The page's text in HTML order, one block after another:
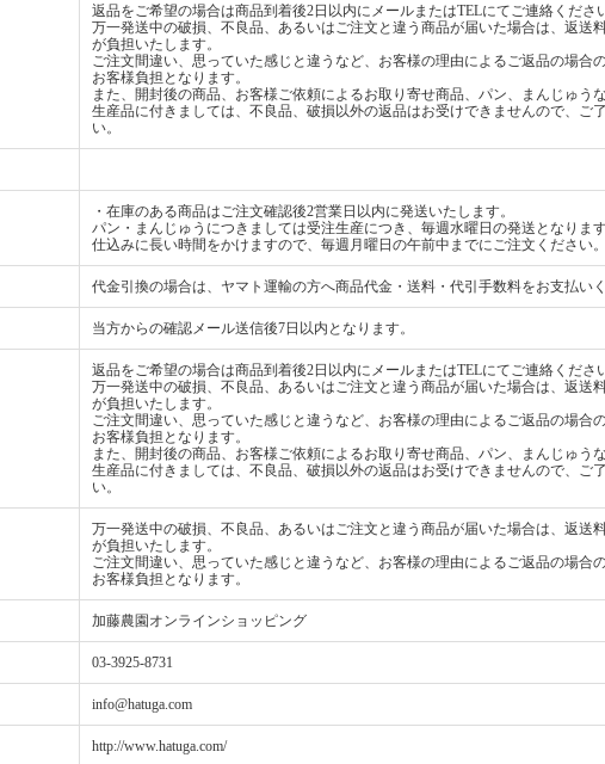
返品をご希望の場合は商品到着後2日以内にメールまたはTELにてご連絡くださ
万一発送中の破損、不良品、あるいはご注文と違う商品が届いた場合は、返送
が負担いたします。
ご注文間違い、思っていた感じと違うなど、お客様の理由によるご返品の場合
お客様負担となります。
また、開封後の商品、お客様ご依頼によるお取り寄せ商品、パン、まんじゅう
生産品に付きましては、不良品、破損以外の返品はお受けできませんので、ご
い。
・在庫のある商品はご注文確認後2営業日以内に発送いたします。
パン・まんじゅうにつきましては受注生産につき、毎週水曜日の発送となります
仕込みに長い時間をかけますので、毎週月曜日の午前中までにご注文ください。
代金引換の場合は、ヤマト運輸の方へ商品代金・送料・代引手数料をお支払いく
当方からの確認メール送信後7日以内となります。
返品をご希望の場合は商品到着後2日以内にメールまたはTELにてご連絡くださ
万一発送中の破損、不良品、あるいはご注文と違う商品が届いた場合は、返送
が負担いたします。
ご注文間違い、思っていた感じと違うなど、お客様の理由によるご返品の場合
お客様負担となります。
また、開封後の商品、お客様ご依頼によるお取り寄せ商品、パン、まんじゅう
生産品に付きましては、不良品、破損以外の返品はお受けできませんので、ご
い。
万一発送中の破損、不良品、あるいはご注文と違う商品が届いた場合は、返送
が負担いたします。
ご注文間違い、思っていた感じと違うなど、お客様の理由によるご返品の場合
お客様負担となります。
加藤農園オンラインショッピング
03-3925-8731
info@hatuga.com
http://www.hatuga.com/